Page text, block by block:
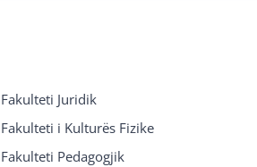
Fakulteti Juridik
Fakulteti i Kulturës Fizike
Fakulteti Pedagogjik